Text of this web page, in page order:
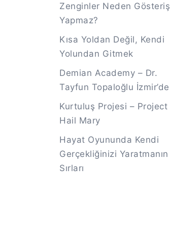
Zenginler Neden Gösteriş
Yapmaz?
Kısa Yoldan Değil, Kendi
Yolundan Gitmek
Demian Academy – Dr.
Tayfun Topaloğlu İzmir’de
Kurtuluş Projesi – Project
Hail Mary
Hayat Oyununda Kendi
Gerçekliğinizi Yaratmanın
Sırları